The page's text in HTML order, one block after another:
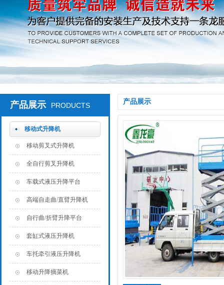
产品展示 PRODUCTS
移动式升降机
移动剪叉式升降机
全自行剪叉升降机
车载式液压升降平台
高端自走曲/直臂升降机
自行曲/折臂升降平台
套缸式液压升降机
车托牵引液压升降机
移动升降摘菜机
产品展示